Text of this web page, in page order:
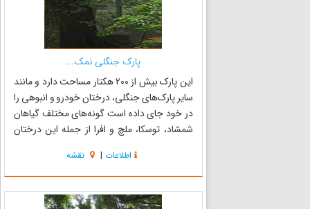
پارک جنگلی نمک...
این پارک بیش از 200 هکتار مساحت دارد و مانند
سایر پارک‌های جنگلی، درختان خودرو و انبوهی را
در خود جای داده است گونه‌های مختلف گیاهان
شمشاد، توسکا، ملچ و افرا از جمله این درختان
برآورد گردیده است. این پارک علاوه بر طبیعت بکر و
وحشی و همچنین حف...
اطلاعات | نقشه